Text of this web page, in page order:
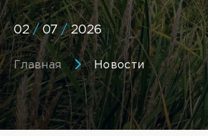
02/07/2026
Главная Новости